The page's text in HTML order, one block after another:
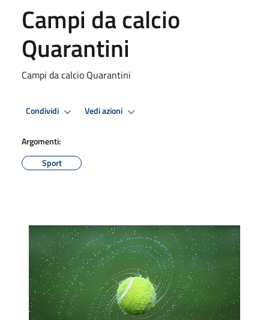
Campi da calcio
Quarantini
Campi da calcio Quarantini
Condividi Vedi azioni
Argomenti:
Sport